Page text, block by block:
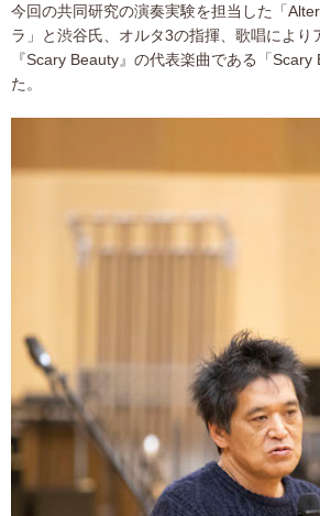
今回の共同研究の演奏実験を担当した「
ラ」と渋谷氏、オルタ3の指揮、歌唱により
『Scary Beauty』の代表楽曲である「
た。